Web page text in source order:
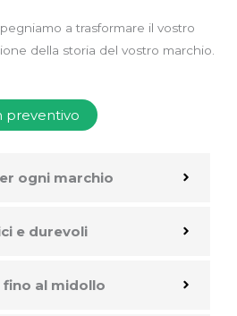
a trasformare il vostro
della storia del vostro marchio.
preventivo
ogni marchio
e durevoli
fino al midollo